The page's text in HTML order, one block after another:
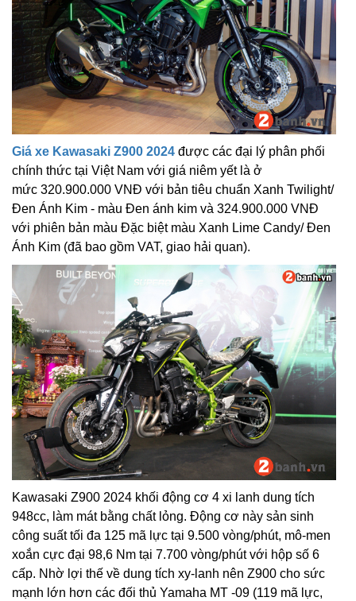
Giá xe Kawasaki Z900 2024 được các đại lý phân phối
chính thức tại Việt Nam với giá niêm yết là ở
mức 320.900.000 VNĐ với bản tiêu chuẩn Xanh Twilight/
Đen Ánh Kim - màu Đen ánh kim và 324.900.000 VNĐ
với phiên bản màu Đặc biệt màu Xanh Lime Candy/ Đen
Ánh Kim (đã bao gồm VAT, giao hải quan).
Kawasaki Z900 2024 khối động cơ 4 xi lanh dung tích
948cc, làm mát bằng chất lỏng. Động cơ này sản sinh
công suất tối đa 125 mã lực tại 9.500 vòng/phút, mô-men
xoắn cực đại 98,6 Nm tại 7.700 vòng/phút với hộp số 6
cấp. Nhờ lợi thế về dung tích xy-lanh nên Z900 cho sức
mạnh lớn hơn các đối thủ Yamaha MT -09 (119 mã lực,